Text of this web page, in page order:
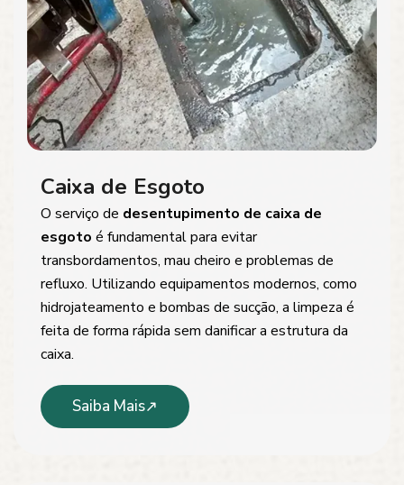
Caixa de Esgoto
O serviço de desentupimento de caixa de
esgoto é fundamental para evitar
transbordamentos, mau cheiro e problemas de
refluxo. Utilizando equipamentos modernos, como
hidrojateamento e bombas de sucção, a limpeza é
feita de forma rápida sem danificar a estrutura da
caixa.
Saiba Mais